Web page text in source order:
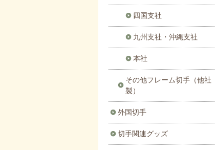
四国支社
九州支社・沖縄支社
本社
その他フレーム切手（他社
製）
外国切手
切手関連グッズ